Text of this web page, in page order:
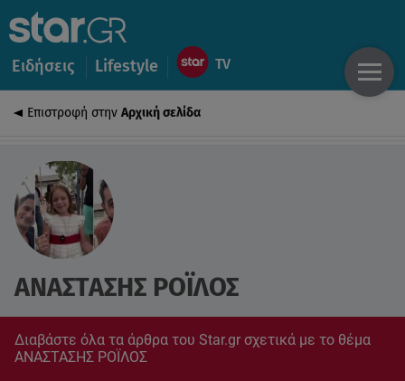
Ειδήσεις Lifestyle
Επιστροφή στην Αρχική σελίδα
ΑΝΑΣΤΑΣΗΣ ΡΟΪΛΟΣ
Διαβάστε όλα τα άρθρα του Star.gr σχετικά με το θέμα
ΑΝΑΣΤΑΣΗΣ ΡΟΪΛΟΣ